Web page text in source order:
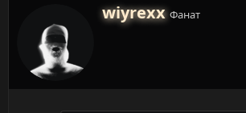
А
в
wiyrexx Фанат